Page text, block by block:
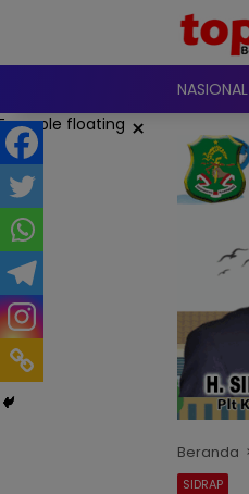
NASIONAL
×
Beranda
SIDRAP